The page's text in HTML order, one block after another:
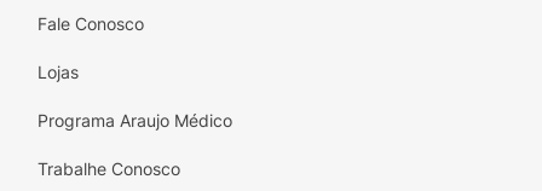
sensação de bem-estar.
Fragrância Clássica:
atemporal.
Volume:Embalagem aerossol de
Fale Conosco
Lojas
Programa Araujo Médico
Trabalhe Conosco